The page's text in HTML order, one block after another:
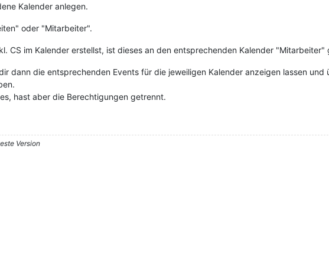
Kalender anlegen.
oder "Mitarbeiter".
CS im Kalender erstellst, ist dieses an den entsprechenden Kalender "Mitarbeiter"
dann die entsprechenden Events für die jeweiligen Kalender anzeigen lassen
hast aber die Berechtigungen getrennt.
Version